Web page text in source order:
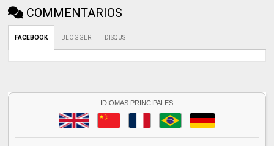
COMMENTARIOS
FACEBOOK BLOGGER DISQUS
IDIOMAS PRINCIPALES